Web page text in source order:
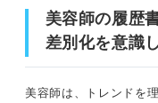
志望先ごと
機・自己
例
美容師の履歴
差別化を意識
美容師は、トレンドを
ここは美容師も同
基本情報